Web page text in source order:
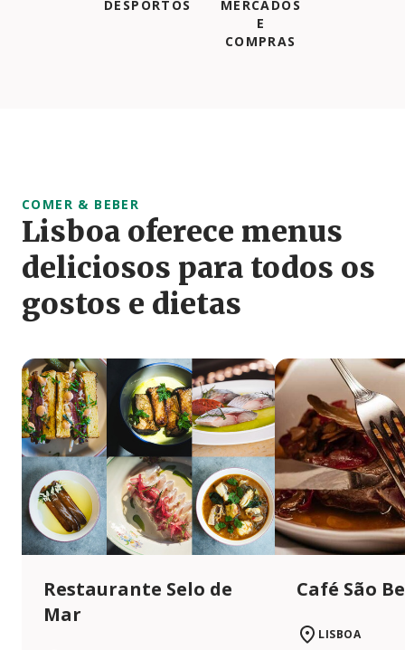
DESPORTOS
MERCADOS
E
COMPRAS
COMER & BEBER
Lisboa oferece menus
deliciosos para todos os
gostos e dietas
Restaurante Selo de
Mar
Café São
LISBOA